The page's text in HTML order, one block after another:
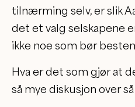
tilnærming selv, er slik
det et valg selskapene
ikke noe som bør
Hva er det som gjør at
så mye diskusjon over